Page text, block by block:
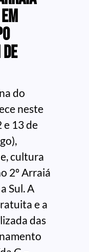
do
neste
e 13 de
cultura
2º Arraiá
Sul. A
e a
das